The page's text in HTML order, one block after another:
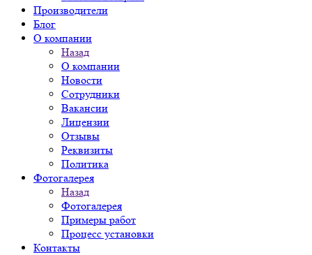
Производители
Блог
О компании
Назад
О компании
Новости
Сотрудники
Вакансии
Лицензии
Отзывы
Реквизиты
Политика
Фотогалерея
Назад
Фотогалерея
Примеры работ
Процесс установки
Контакты